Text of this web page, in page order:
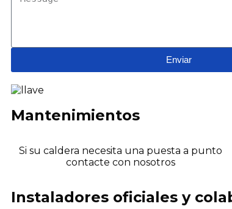
Enviar
Mantenimientos
Si su caldera necesita una puesta a punto
contacte con nosotros
Instaladores oficiales y